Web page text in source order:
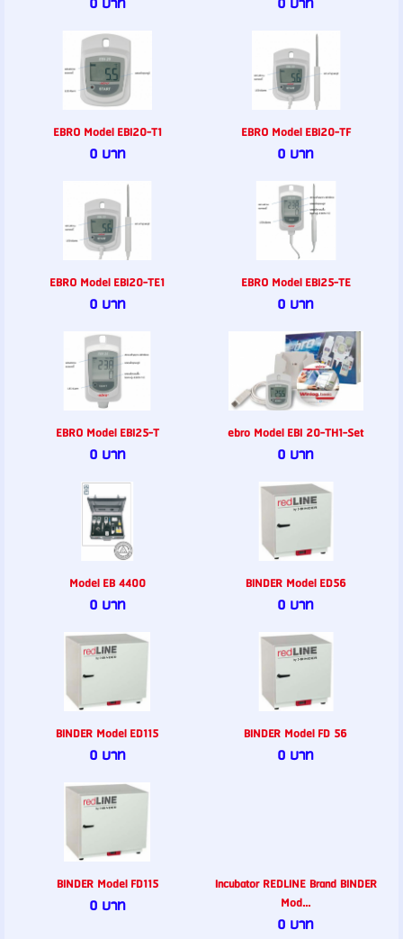
EBRO Model EBI20-T1
0 บาท
EBRO Model EBI20-TF
0 บาท
EBRO Model EBI20-TE1
0 บาท
EBRO Model EBI25-TE
0 บาท
EBRO Model EBI25-T
0 บาท
ebro Model EBI 20-TH1-Set
0 บาท
Model EB 4400
0 บาท
BINDER Model ED56
0 บาท
BINDER Model ED115
0 บาท
BINDER Model FD 56
0 บาท
BINDER Model FD115
0 บาท
Incubator REDLINE Brand BINDER
Mod...
0 บาท